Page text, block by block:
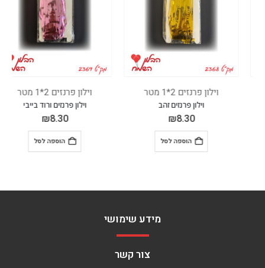
וילון פרנזים 2*1 מטר
וילון פרנזים זהב
₪8.30
הוספה לסל
וילון פרנזים 2*1 מטר
וילון פרנזים ורוד בייבי
₪8.30
הוספה לסל
מידע שימושי
צור קשר